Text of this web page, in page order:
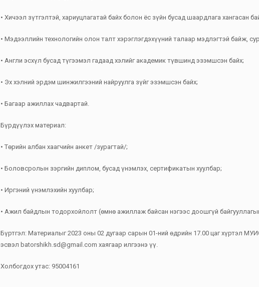
• Хичээл зүтгэлтэй, хариуцлагатай байх болон ёс зүйн бусад шаардлага хангасан
• Мэдээллийн технологийн олон талт хэрэглэгдэхүүний талаар мэдлэгтэй байж,
• Англи эсхүл бусад түгээмэл гадаад хэлийг академик түвшинд эзэмшсэн байх;
• Эх хэлний эрдэм шинжилгээний найруулга зүйг эзэмшсэн байх;
• Багаар ажиллах чадвартай.
Бүрдүүлэх материал:
• Төрийн албан хаагчийн анкет /зурагтай/;
• Боловсролын зэргийн диплом, бусад үнэмлэх, сертификатын хуулбар;
• Иргэний үнэмлэхийн хуулбар;
• Ажил байдлын тодорхойлолт (өмнө ажиллаж байсан нэгээс доошгүй
Бүртгэл: Материалыг 2023 оны 02 дугаар сарын 01-ний өдрийн 17.00 цаг хүртэл
эсвэл batorshikh.sd@gmail.com хаягаар илгээнэ үү.
Холбогдох утас: 95004161